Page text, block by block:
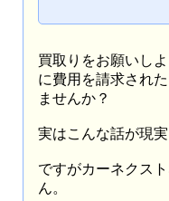
買取りをお願いし
に費用を請求され
ませんか？
実はこんな話が現実
ですがカーネクス
ん。